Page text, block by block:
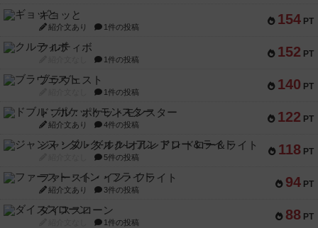
154 PT
ギョッと
紹介文あり 1件の投稿
152 PT
クルティボ
1件の投稿
140 PT
ブラヴェスト
1件の投稿
122 PT
ドブル：ポケットモンスター
紹介文あり 4件の投稿
118 PT
ジャンヌ・ダルク-オルレアン ドロー＆ライト
5件の投稿
94 PT
ファースト・イン・フライト
紹介文あり 3件の投稿
88 PT
ダイススローン
1件の投稿